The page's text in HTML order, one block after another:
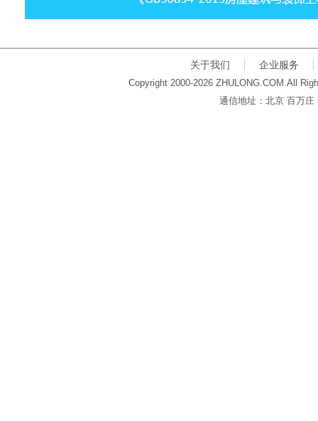
关于我们 企业服务
Copyright 2000-2026 ZHULONG.COM.All
通信地址：北京 百万